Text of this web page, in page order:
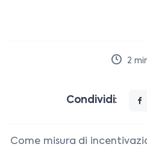
2
Condividi:
Come misura di